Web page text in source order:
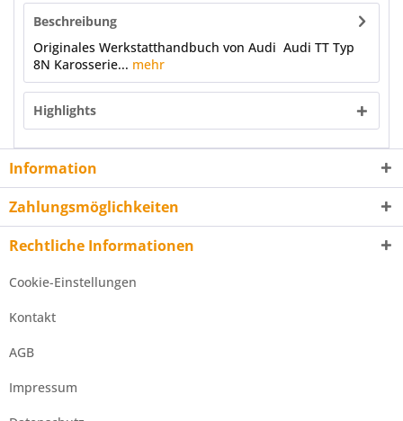
Beschreibung
Originales Werkstatthandbuch von Audi Audi TT Typ
8N Karosserie... mehr
Highlights
Information
Zahlungsmöglichkeiten
Rechtliche Informationen
Cookie-Einstellungen
Kontakt
AGB
Impressum